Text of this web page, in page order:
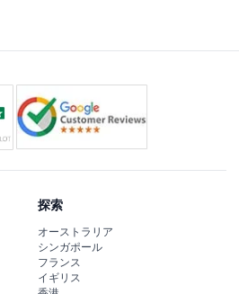
探索
オーストラリア
シンガポール
フランス
イギリス